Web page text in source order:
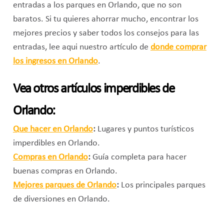
entradas a los parques en Orlando, que no son
baratos. Si tu quieres ahorrar mucho, encontrar los
mejores precios y saber todos los consejos para las
entradas, lee aqui nuestro artículo de donde comprar
los ingresos en Orlando.
Vea otros artículos imperdibles de
Orlando:
Que hacer en Orlando:Lugares y puntos turísticos
imperdibles en Orlando.
Compras en Orlando:Guía completa para hacer
buenas compras en Orlando.
Mejores parques de Orlando:Los principales parques
de diversiones en Orlando.